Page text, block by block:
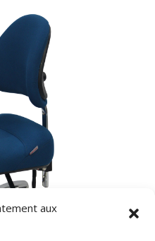
aux